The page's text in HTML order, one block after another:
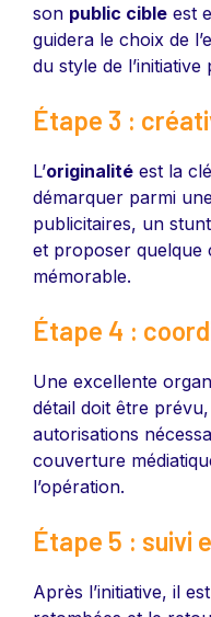
son public cible est
guidera le choix de
du style de l’initiative
Étape 3 :
L’originalité est la
démarquer parmi
publicitaires, un
et proposer quelque
mémorable.
Étape 4 :
Une excellente
détail doit être
autorisations
couverture
l’opération.
Étape 5 : suivi
Après l’initiative, il